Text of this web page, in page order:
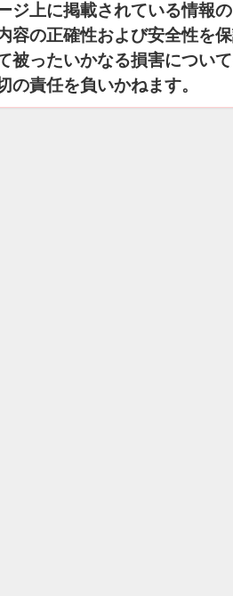
ジ上に掲載されている情報
容の正確性および安全性を
被ったいかなる損害につい
の責任を負いかねます。